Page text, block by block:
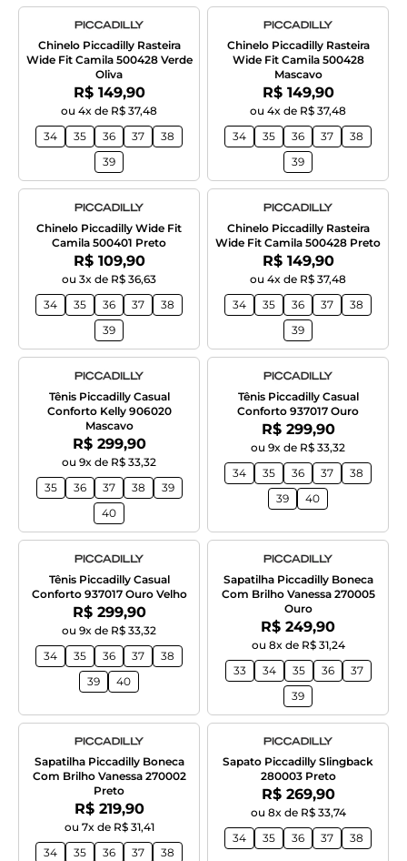
Chinelo Piccadilly Rasteira
Wide Fit Camila 500428 Verde
Oliva
Por:
R$ 149,90
ou 4x de R$ 37,48
34
35 36 37
38
39
Chinelo Piccadilly Rasteira
Wide Fit Camila 500428
Mascavo
Por:
R$ 149,90
ou 4x de R$ 37,48
34
35 36 37
38
39
Chinelo Piccadilly Wide Fit
Camila 500401 Preto
Por:
R$ 109,90
ou 3x de R$ 36,63
34
35 36 37
38
39
Chinelo Piccadilly Rasteira
Wide Fit Camila 500428 Preto
Por:
R$ 149,90
ou 4x de R$ 37,48
34
35 36 37
38
39
Tênis Piccadilly Casual
Conforto Kelly 906020
Mascavo
Por:
R$ 299,90
ou 9x de R$ 33,32
35
36 37 38
39
40
Tênis Piccadilly Casual
Conforto 937017 Ouro
Por:
R$ 299,90
ou 9x de R$ 33,32
34
35 36 37
38
39
40
Tênis Piccadilly Casual
Conforto 937017 Ouro Velho
Por:
R$ 299,90
ou 9x de R$ 33,32
34
35 36 37
38
39
40
Sapatilha Piccadilly Boneca
Com Brilho Vanessa 270005
Ouro
Por:
R$ 249,90
ou 8x de R$ 31,24
33
34 35 36
37
39
Sapatilha Piccadilly Boneca
Com Brilho Vanessa 270002
Preto
Por:
R$ 219,90
ou 7x de R$ 31,41
34
35 36 37
38
Sapato Piccadilly Slingback
280003 Preto
Por:
R$ 269,90
ou 8x de R$ 33,74
34
35 36 37 38